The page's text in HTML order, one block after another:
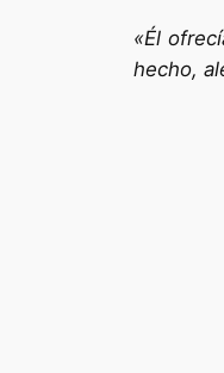
«Él
hecho,